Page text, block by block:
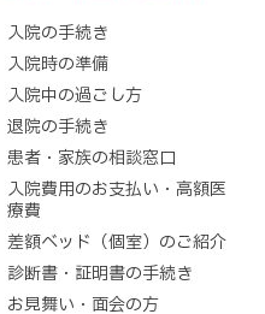
入院の手続き
入院時の準備
入院中の過ごし方
退院の手続き
患者・家族の相談窓口
入院費用のお支払い・高額医
療費
差額ベッド（個室）のご紹介
診断書・証明書の手続き
お見舞い・面会の方